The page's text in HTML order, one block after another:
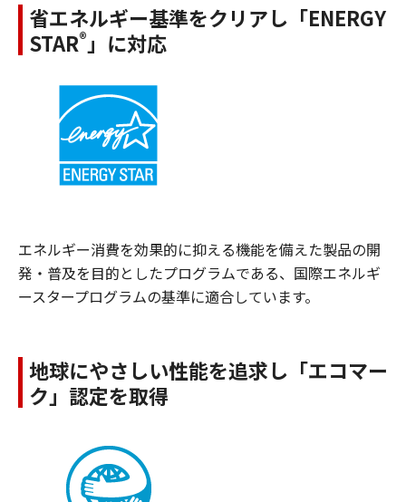
省エネルギー基準をクリアし「ENERGY
STAR® 」に対応
エネルギー消費を効果的に抑える機能を備えた製品の開
発・普及を目的としたプログラムである、国際エネルギ
ースタープログラムの基準に適合しています。
地球にやさしい性能を追求し「エコマー
ク」認定を取得